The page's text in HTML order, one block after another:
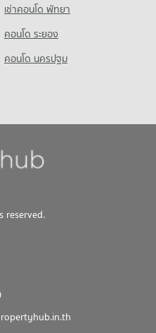
เช่าคอนโด พัทยา
คอนโด ระยอง
คอนโด นครปฐม
reserved.